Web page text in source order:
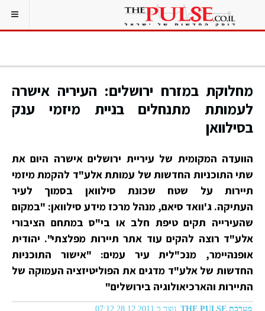
מחלוקת במזרח ירושלים: העיריה אישרה
לעמותת מתנחלים בניית מיזמי ענק
בסילוואן
הוועדה המקומית של עיריית ירושלים אישרה היום את
שתי התוכניות החדשות של עמותת אלע"ד להקמת מיזמי
תיירות על שטח שכונת סילוואן בסמוך לעיר
העתיקה. ג'וואד סיאם, מנהל מרכז מידע סילוואן: "במקום
שהעירייה תקים טיפת חלב או בי"ס במתחם הציבורי
אלע"ד רוצה להקים עוד אתר תיירות מפלצתי". יהודית
אופנהיימר, מנכ"לית עיר עמים: "אישור התוכניות
החדשות של אלע"ד מדגים את הפוליטיזציה העמוקה של
התיירות והארכיאולוגיה בירושלים"
מערכת THE PULSE נוצר ב 28.12.2011 07:12